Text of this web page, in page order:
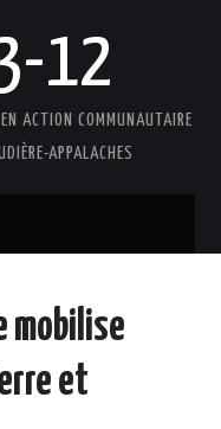
12
ACTION COMMUNAUTAIRE
APPALACHES
mobilise
et